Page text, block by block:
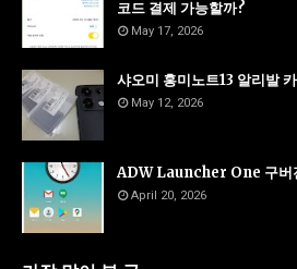
코드 결제 가능할까?
May 17, 2026
샤오미 홍미노트13 알리발
May 12, 2026
ADW Launcher One 구버
April 20, 2026